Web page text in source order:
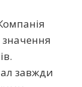
завжди